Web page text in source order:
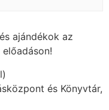
ajándékok az
és Könyvtár,